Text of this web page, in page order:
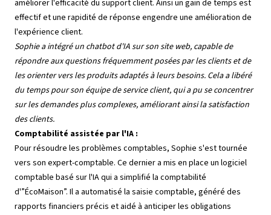
améliorer l'efficacité du support client. Ainsi un gain de temps est
effectif et une rapidité de réponse engendre une amélioration de
l'expérience client.
Sophie a intégré un chatbot d'IA sur son site web, capable de
répondre aux questions fréquemment posées par les clients et de
les orienter vers les produits adaptés à leurs besoins. Cela a libéré
du temps pour son équipe de service client, qui a pu se concentrer
sur les demandes plus complexes, améliorant ainsi la satisfaction
des clients.
Comptabilité assistée par l'IA :
Pour résoudre les problèmes comptables, Sophie s'est tournée
vers son expert-comptable. Ce dernier a mis en place un logiciel
comptable basé sur l'IA qui a simplifié la comptabilité
d'”ÉcoMaison”. Il a automatisé la saisie comptable, généré des
rapports financiers précis et aidé à anticiper les obligations